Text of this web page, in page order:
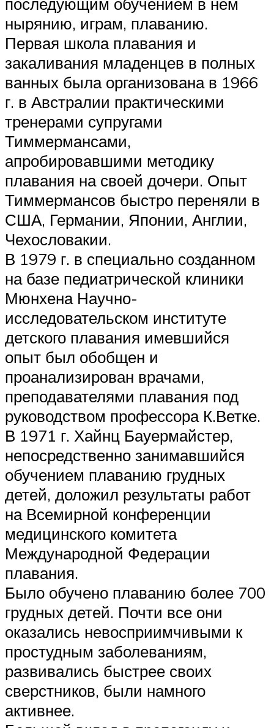
нырянию, играм, плаванию.
Первая школа плавания и
закаливания младенцев в полных
ванных была организована в 1966
г. в Австралии практическими
тренерами супругами
Тиммермансами,
апробировавшими методику
плавания на своей дочери. Опыт
Тиммермансов быстро переняли в
США, Германии, Японии, Англии,
Чехословакии.
В 1979 г. в специально созданном
на базе педиатрической клиники
Мюнхена Научно-
исследовательском институте
детского плавания имевшийся
опыт был обобщен и
проанализирован врачами,
преподавателями плавания под
руководством профессора К.Ветке.
В 1971 г. Хайнц Бауермайстер,
непосредственно занимавшийся
обучением плаванию грудных
детей, доложил результаты работ
на Всемирной конференции
медицинского комитета
Международной Федерации
плавания.
Было обучено плаванию более 700
грудных детей. Почти все они
оказались невосприимчивыми к
простудным заболеваниям,
развивались быстрее своих
сверстников, были намного
активнее.